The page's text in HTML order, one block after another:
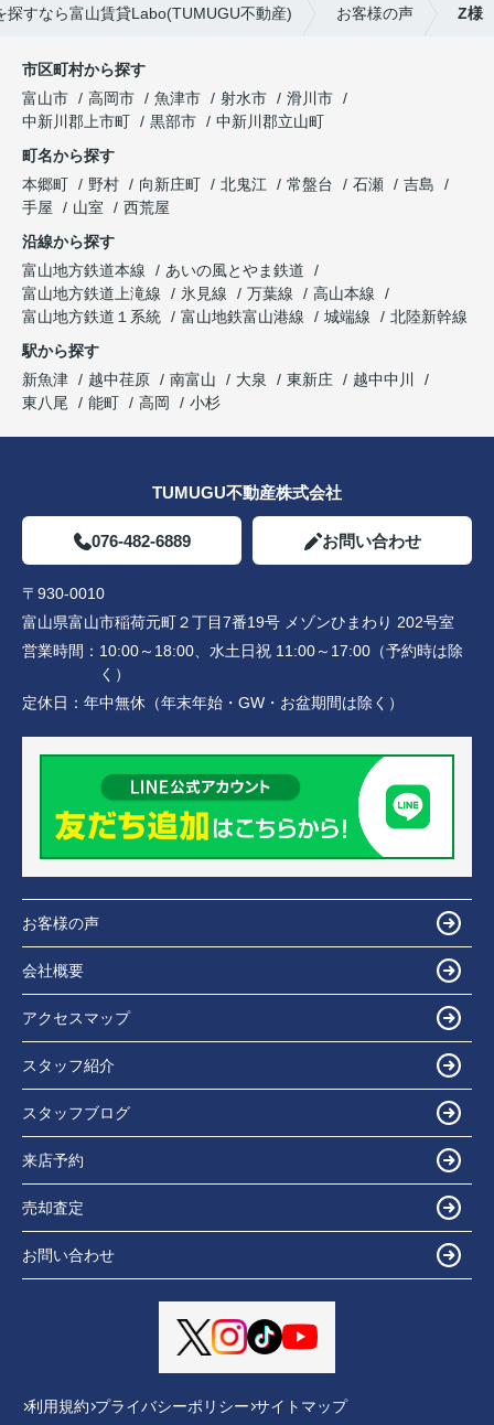
探すなら富山賃貸Labo(TUMUGU不動産) お客様の声 Z様
市区町村から探す
富山市
高岡市 魚津市 射水市
滑川市
中新川郡上市町
黒部市
中新川郡立山町
町名から探す
本郷町
野村 向新庄町 北鬼江 常盤台 石瀬
吉島
手屋
山室
西荒屋
沿線から探す
富山地方鉄道本線
あいの風とやま鉄道
富山地方鉄道上滝線
氷見線 万葉線
高山本線
富山地方鉄道１系統
富山地鉄富山港線 城端線
北陸新幹線
駅から探す
新魚津
越中荏原 南富山 大泉 東新庄
越中中川
東八尾
能町 高岡 小杉
TUMUGU不動産株式会社
076-482-6889 お問い合わせ
〒930-0010
富山県富山市稲荷元町２丁目7番19号 メゾンひまわり 202号室
営業時間： 10:00～18:00、水土日祝 11:00～17:00（予約時は除
く）
定休日： 年中無休（年末年始・GW・お盆期間は除く）
お客様の声
会社概要
アクセスマップ
スタッフ紹介
スタッフブログ
来店予約
売却査定
お問い合わせ
利用規約 プライバシーポリシー サイトマップ